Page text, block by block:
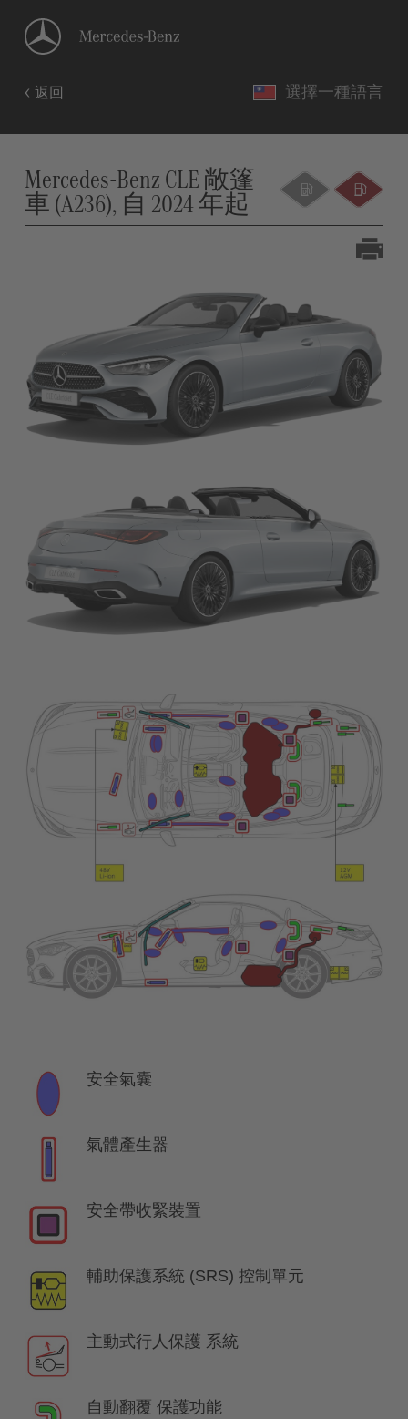
返回 選擇一種語言
Mercedes-Benz CLE 敞篷
車 (A236), 自 2024 年起
安全氣囊
氣體產生器
安全帶收緊裝置
輔助保護系統 (SRS) 控制單元
主動式行人保護 系統
自動翻覆 保護功能